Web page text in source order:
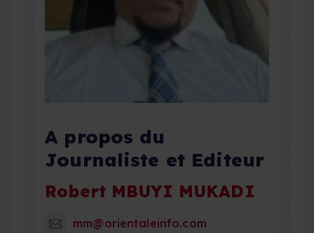
A propos du
Journaliste et Editeur
Robert MBUYI MUKADI
mm@orientaleinfo.com